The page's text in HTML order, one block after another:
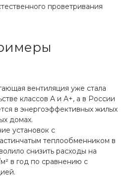
проветривания
вентиляция уже стала
классов A и A+, а в России
в энергоэффективных жилых
домах.
установок с
теплообменником в
снизить расходы на
в год по сравнению с